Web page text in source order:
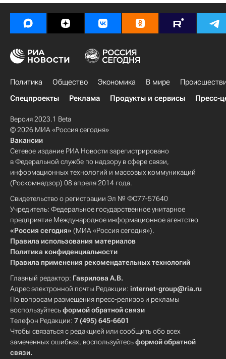
Политика Общество Экономика В мире
Спецпроекты
Реклама Продукты и сервисы Пресс-
Версия 2023.1 Beta
© 2026 МИА «Россия сегодня»
Вакансии
Сетевое издание РИА Новости зарегистрировано
в Федеральной службе по надзору в сфере связи,
информационных технологий и массовых коммуникаций
(Роскомнадзор) 08 апреля 2014 года.
Свидетельство о регистрации Эл № ФС77-57640
Учредитель: Федеральное государственное унитарное
предприятие Международное информационное агентство
«Россия сегодня» (МИА «Россия сегодня»).
Правила использования материалов
Политика конфиденциальности
Правила применения рекомендательных технологий
Главный редактор: Гаврилова А.В.
Адрес электронной почты Редакции: internet-group@ria.ru
По вопросам размещения пресс-релизов и рекламы
воспользуйтесьформой обратной связи
Телефон Редакции: 7 (495) 645-6601
Чтобы связаться с редакцией или сообщить обо всех
замеченных ошибках, воспользуйтесьформой обратной
связи.